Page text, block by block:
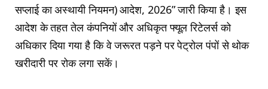
सप्लाई का अस्थायी नियमन) आदेश, 2026” जारी किया है। इस
आदेश के तहत तेल कंपनियों और अधिकृत फ्यूल रिटेलर्स को
अधिकार दिया गया है कि वे जरूरत पड़ने पर पेट्रोल पंपों से थोक
खरीदारी पर रोक लगा सकें।